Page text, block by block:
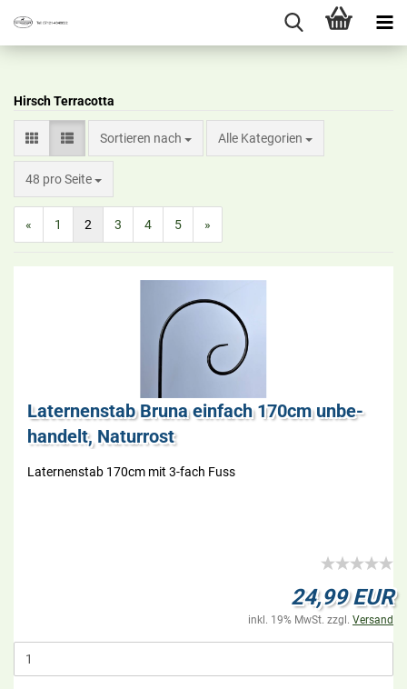
Hirsch Terracotta
Sortieren nach Alle Kategorien
48 pro Seite
« 1 2 3 4 5 »
La­ter­nen­stab Bruna ein­fach 170cm un­be­
han­delt, Na­tur­rost
La­ter­nen­stab 170cm mit 3-​fach Fuss
24,99 EUR
inkl. 19% MwSt. zzgl. Versand